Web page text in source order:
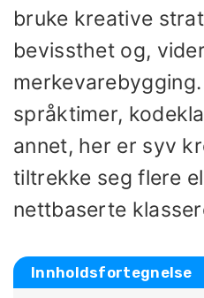
bruke kreative
bevissthet og,
språktimer,
annet, her er syv
tiltrekke seg flere
nettbaserte
Innholdsfortegnelse